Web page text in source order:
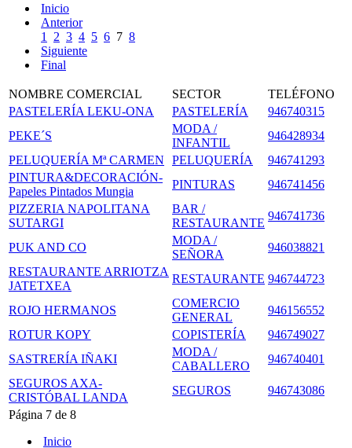
Inicio
Anterior
1
2 3 4 5 6 7 8
Siguiente
Final
NOMBRE COMERCIAL SECTOR
TELÉFONO
PASTELERÍA LEKU-ONA
PASTELERÍA
946740315
PEKE´S
MODA /
INFANTIL
946428934
PELUQUERÍA Mª CARMEN
PELUQUERÍA
946741293
PINTURA&DECORACIÓN-
Papeles Pintados Mungia
PINTURAS
946741456
PIZZERIA NAPOLITANA
SUTARGI
BAR /
RESTAURANTE
946741736
PUK AND CO
MODA /
SEÑORA
946038821
RESTAURANTE ARRIOTZA
JATETXEA
RESTAURANTE 946744723
ROJO HERMANOS
COMERCIO
GENERAL
946156552
ROTUR KOPY
COPISTERÍA
946749027
SASTRERÍA IÑAKI
MODA /
CABALLERO
946740401
SEGUROS AXA-
CRISTÓBAL LANDA
SEGUROS
946743086
Página 7 de 8
Inicio